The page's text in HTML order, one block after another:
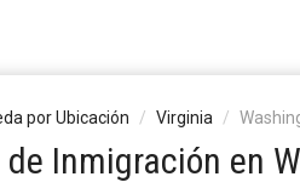
por Ubicación Virginia
de Inmigración en